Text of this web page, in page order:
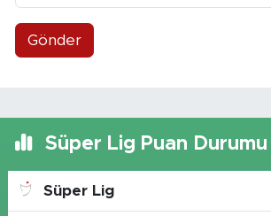
Gönder
Süper Lig Puan Durumu
Süper Lig